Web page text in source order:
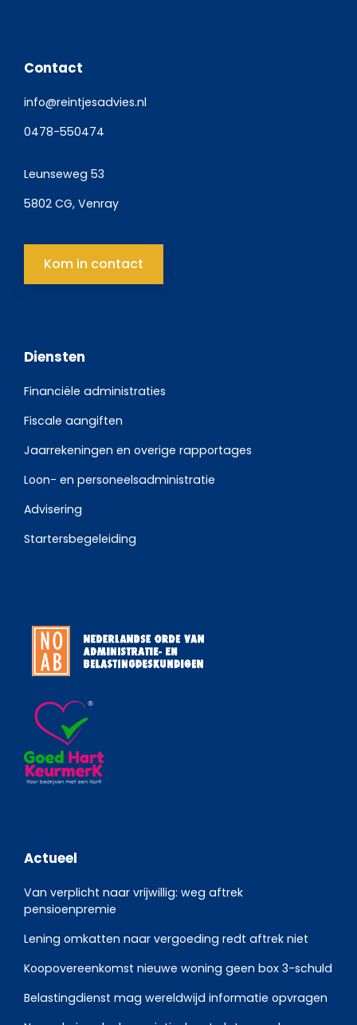
Contact
info@reintjesadvies.nl
0478-550474
Leunseweg 53
5802 CG, Venray
Kom in contact
Diensten
Financiële administraties
Fiscale aangiften
Jaarrekeningen en overige rapportages
Loon- en personeelsadministratie
Advisering
Startersbegeleiding
Actueel
Van verplicht naar vrijwillig: weg aftrek
pensioenpremie
Lening omkatten naar vergoeding redt aftrek niet
Koopovereenkomst nieuwe woning geen box 3-schuld
Belastingdienst mag wereldwijd informatie opvragen